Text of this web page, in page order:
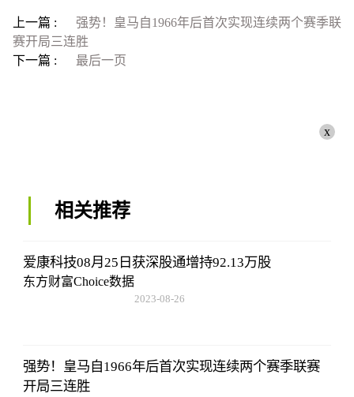
上一篇 :
强势！皇马自1966年后首次实现连续两个赛季联
赛开局三连胜
下一篇 :
最后一页
x
相关推荐
爱康科技08月25日获深股通增持92.13万股
东方财富Choice数据
2023-08-26
强势！皇马自1966年后首次实现连续两个赛季联赛
开局三连胜